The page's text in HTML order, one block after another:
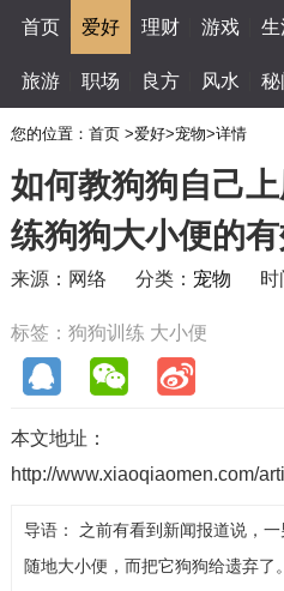
首页 爱好 理财 游戏 生
旅游 职场 良方 风水 秘
您的位置： 首页 >爱好>宠物>详情
如何教狗狗自己上
练狗狗大小便的
来源：网络 分类： 宠物 时
标签： 狗狗训练 大小便
本文地址：
http://www.xiaoqiaomen.com/
导语： 之前有看到新闻报道说，
随地大小便，而把它狗狗给遗弃